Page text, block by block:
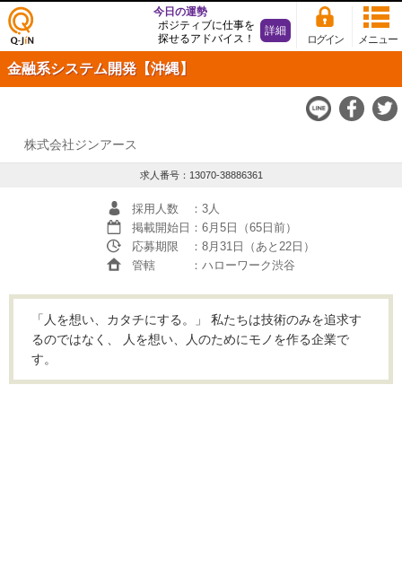
仕事
探し
の求
Q-JiN
メニュー
ログイン
今日の運勢
ポジティブに仕事を
探せるアドバイス！
詳細
金融系システム開発【沖縄】
株式会社ジンアース
求人番号：13070-38886361
採用人数
：3人
掲載開始日 ：6月5日（65日前）
応募期限
：8月31日（あと22日）
管轄
：ハローワーク渋谷
「人を想い、カタチにする。」 私たちは技術のみを追求す
るのではなく、 人を想い、人のためにモノを作る企業で
す。